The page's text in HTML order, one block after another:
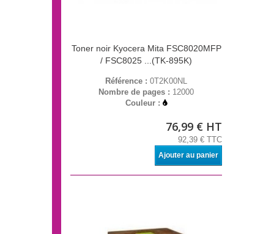
Toner noir Kyocera Mita FSC8020MFP
/ FSC8025 ...(TK-895K)
Référence : 0T2K00NL
Nombre de pages : 12000
Couleur :
76,99 € HT
92,39 € TTC
Ajouter au panier